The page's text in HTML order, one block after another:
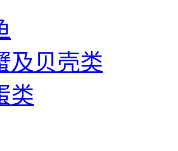
及贝壳类
类